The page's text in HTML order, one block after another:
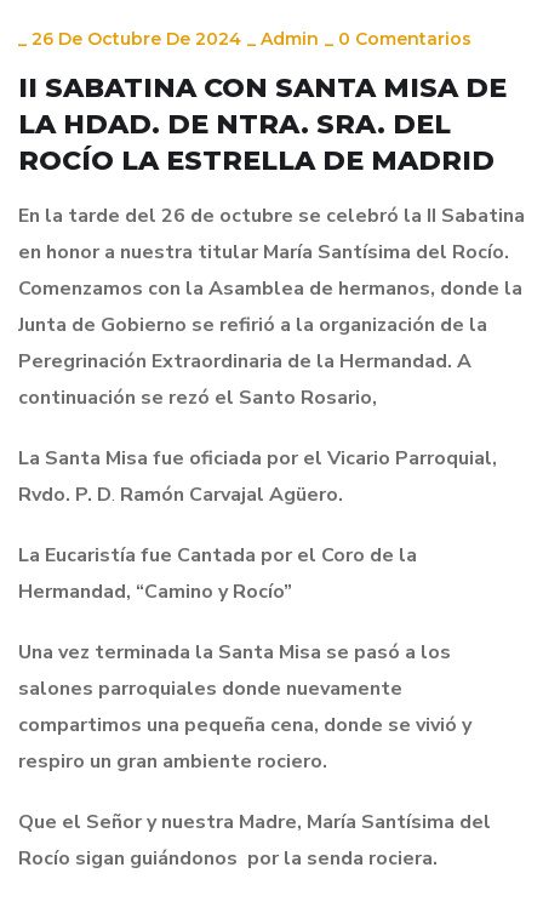
26 De Octubre De 2024 Admin 0 Comentarios
II SABATINA CON SANTA MISA DE
LA HDAD. DE NTRA. SRA. DEL
ROCÍO LA ESTRELLA DE MADRID
En la tarde del 26 de octubre se celebró la II Sabatina
en honor a nuestra titular María Santísima del Rocío.
Comenzamos con la Asamblea de hermanos, donde la
Junta de Gobierno se refirió a la organización de la
Peregrinación Extraordinaria de la Hermandad. A
continuación se rezó el Santo Rosario,
La Santa Misa fue oficiada por el Vicario Parroquial,
Rvdo. P. D. Ramón Carvajal Agüero.
La Eucaristía fue Cantada por el Coro de la
Hermandad, “Camino y Rocío”
Una vez terminada la Santa Misa se pasó a los
salones parroquiales donde nuevamente
compartimos una pequeña cena, donde se vivió y
respiro un gran ambiente rociero.
Que el Señor y nuestra Madre, María Santísima del
Rocío sigan guiándonos por la senda rociera.